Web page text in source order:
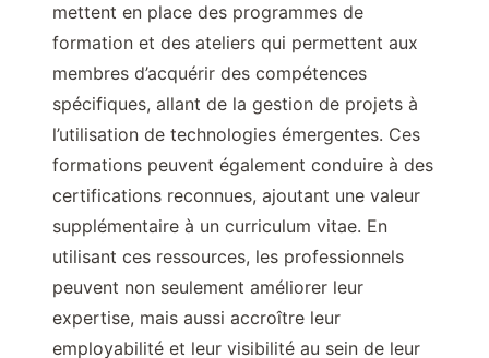
mettent en place des programmes de
formation et des ateliers qui permettent aux
membres d’acquérir des compétences
spécifiques, allant de la gestion de projets à
l’utilisation de technologies émergentes. Ces
formations peuvent également conduire à des
certifications reconnues, ajoutant une valeur
supplémentaire à un curriculum vitae. En
utilisant ces ressources, les professionnels
peuvent non seulement améliorer leur
expertise, mais aussi accroître leur
employabilité et leur visibilité au sein de leur